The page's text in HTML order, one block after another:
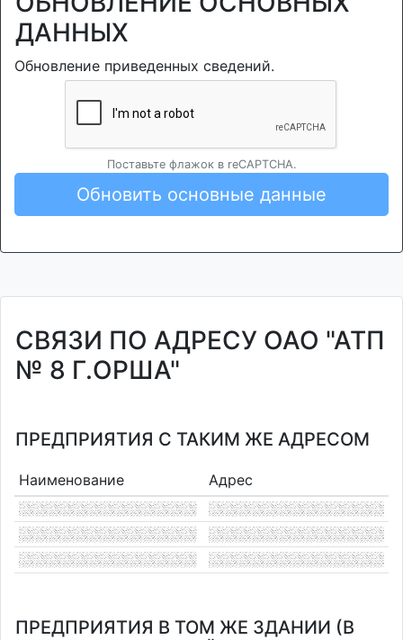
ДАННЫХ
Обновление приведенных сведений.
Поставьте флажок в reCAPTCHA.
Обновить основные данные
СВЯЗИ ПО АДРЕСУ ОАО "АТП
№ 8 Г.ОРША"
ПРЕДПРИЯТИЯ С ТАКИМ ЖЕ АДРЕСОМ
Наименование Адрес
ПРЕДПРИЯТИЯ В ТОМ ЖЕ ЗДАНИИ (В